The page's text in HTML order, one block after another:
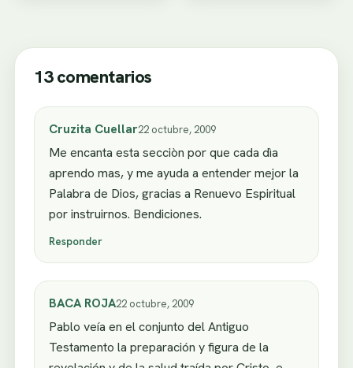
13 comentarios
Cruzita Cuellar22 octubre, 2009
Me encanta esta secciòn por que cada dìa
aprendo mas, y me ayuda a entender mejor la
Palabra de Dios, gracias a Renuevo Espiritual
por instruirnos. Bendiciones.
Responder
BACA ROJA22 octubre, 2009
Pablo veía en el conjunto del Antiguo
Testamento la preparación y figura de la